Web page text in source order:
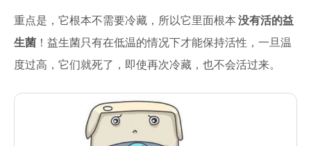
重点是，它根本不需要冷藏，所以它里面根本 没有活的益
生菌 ！益生菌只有在低温的情况下才能保持活性，一旦温
度过高，它们就死了，即使再次冷藏，也不会活过来。